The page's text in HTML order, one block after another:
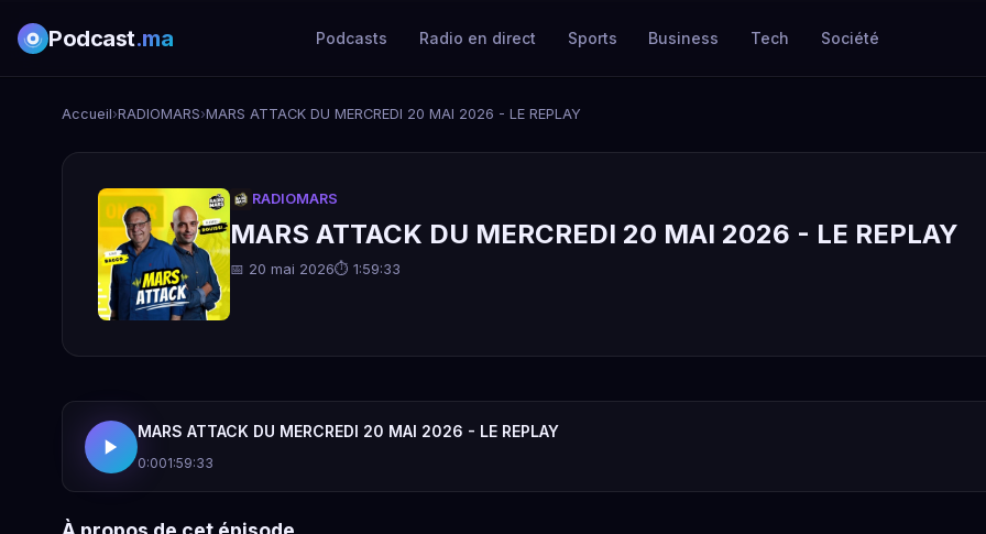
Podcast.ma Podcasts Radio en direct Sports Business Tech Société
Accueil›RADIOMARS›MARS ATTACK DU MERCREDI 20 MAI 2026 - LE REPLAY
RADIOMARS
MARS ATTACK DU MERCREDI 20 MAI 2026 - LE REPLAY
📅 20 mai 2026⏱ 1:59:33
MARS ATTACK DU MERCREDI 20 MAI 2026 - LE REPLAY
0:001:59:33